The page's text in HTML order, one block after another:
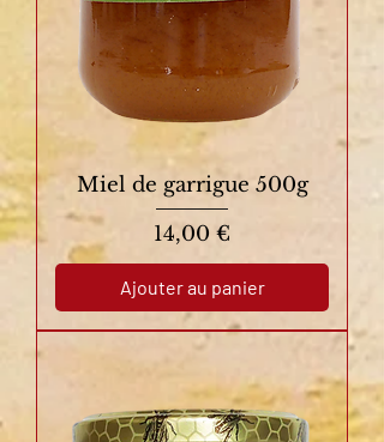
Miel de garrigue 500g
Prix
14,00 €
Ajouter au panier